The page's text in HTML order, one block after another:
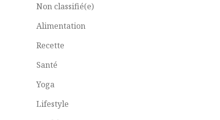
Non classifié(e)
Alimentation
Recette
Santé
Yoga
Lifestyle